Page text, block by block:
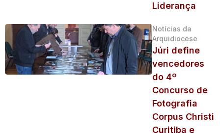
Liderança
Notícias da
Arquidiocese
Júri define
vencedores
do 4º
Concurso de
Fotografia
Corpus Christi
Curitiba e